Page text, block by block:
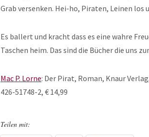
Grab versenken. Hei-ho, Piraten, Leinen los
Es ballert und kracht dass es eine wahre
Taschen heim. Das sind die Bücher die uns
Mac P. Lorne: Der Pirat, Roman, Knaur
426-51748-2, € 14,99
Teilen mit: